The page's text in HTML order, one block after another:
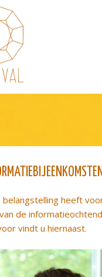
belangstelling heeft
de
vindt u hiernaast.